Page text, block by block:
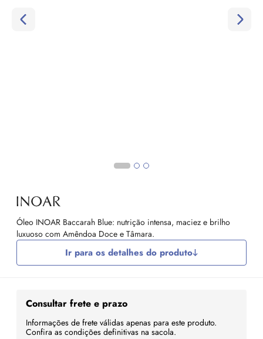
Óleo INOAR Baccarah Blue: nutrição intensa, maciez e brilho
luxuoso com Amêndoa Doce e Tâmara.
Ir para os detalhes do produto
Consultar frete e prazo
Informações de frete válidas apenas para este produto.
Confira as condições definitivas na sacola.